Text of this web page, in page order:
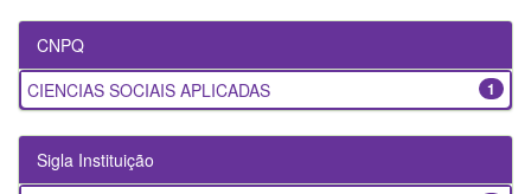
CNPQ
1
CIENCIAS SOCIAIS APLICADAS
Sigla Instituição